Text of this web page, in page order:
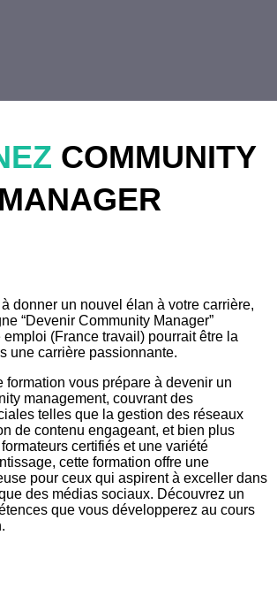
COMMUNITY
MANAGER
donner un nouvel élan à votre carrière,
“Devenir Community Manager”
(France travail) pourrait être la
une carrière passionnante.
formation vous prépare à devenir un
management, couvrant des
telles que la gestion des réseaux
de contenu engageant, et bien plus
certifiés et une variété
cette formation offre une
pour ceux qui aspirent à exceller dans
des médias sociaux. Découvrez un
que vous développerez au cours